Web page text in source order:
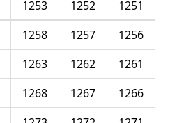
1251
1252
1253
1256
1257
1258
1261
1262
1263
1266
1267
1268